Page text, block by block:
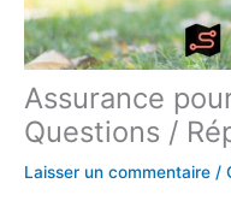
Assurance
Questions /
Laisser un commentaire /